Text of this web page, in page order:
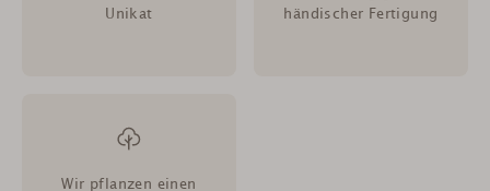
Unikat
händischer Fertigung
Wir pflanzen einen